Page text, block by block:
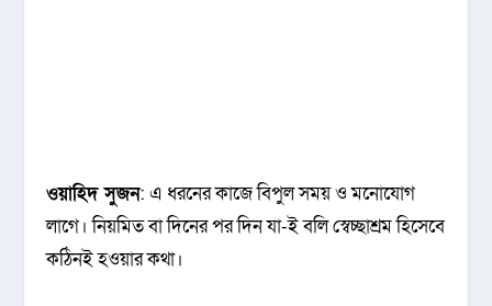
ওয়াহিদ সুজন: এ ধরনের কাজে বিপুল সময় ও মনোযোগ
লাগে। নিয়মিত বা দিনের পর দিন যা-ই বলি স্বেচ্ছাশ্রম হিসেবে
কঠিনই হওয়ার কথা।